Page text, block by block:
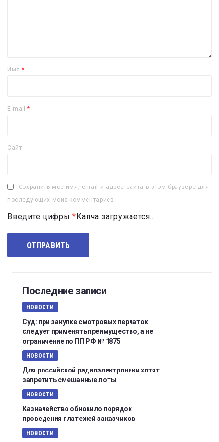
Имя *
E-mail*
Сайт
Сохранить моё имя, email и адрес сайта в этом браузере для
последующих моих комментариев.
Введите цифры *Капча загружается...
Последние записи
НОВОСТИ
Суд: при закупке смотровых перчаток
следует применять преимущество, а не
ограничение по ПП РФ № 1875
НОВОСТИ
Для российской радиоэлектроники хотят
запретить смешанные лоты
НОВОСТИ
Казначейство обновило порядок
проведения платежей заказчиков
НОВОСТИ